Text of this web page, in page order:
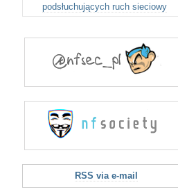
podsłuchujących ruch sieciowy
RSS via e-mail